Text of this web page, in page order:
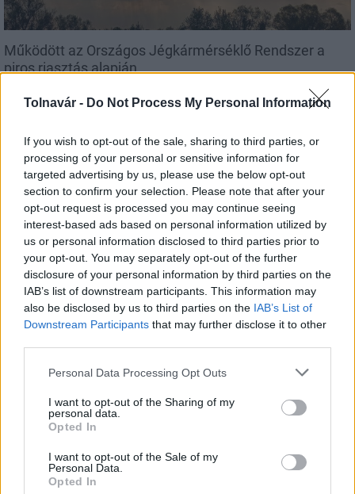
Tolnavár - Do Not Process My Personal Information
If you wish to opt-out of the sale, sharing to third parties, or
processing of your personal or sensitive information for
targeted advertising by us, please use the below opt-out
section to confirm your selection. Please note that after your
opt-out request is processed you may continue seeing
interest-based ads based on personal information utilized by
us or personal information disclosed to third parties prior to
your opt-out. You may separately opt-out of the further
disclosure of your personal information by third parties on the
IAB’s list of downstream participants. This information may
also be disclosed by us to third parties on the IAB’s List of
Downstream Participants that may further disclose it to other
Please note that this website/app uses one or more Google
not limited to your visit or usage behaviour. You may click to
grant or deny consent to Google and its third-party tags to
use your data for below specified purposes in below Google
consent section.
Personal Data Processing Opt Outs
I want to opt-out of the Sharing of my
personal data.
Opted In
I want to opt-out of the Sale of my
Personal Data.
Opted In
Működött az Országos Jégkármérséklő Rendszer a
piros riasztás alapján
MAGYAR ÉPÍTŐK
Történelmi táj, amelynek minden köve mesél –
megújul a tatai Angolkert